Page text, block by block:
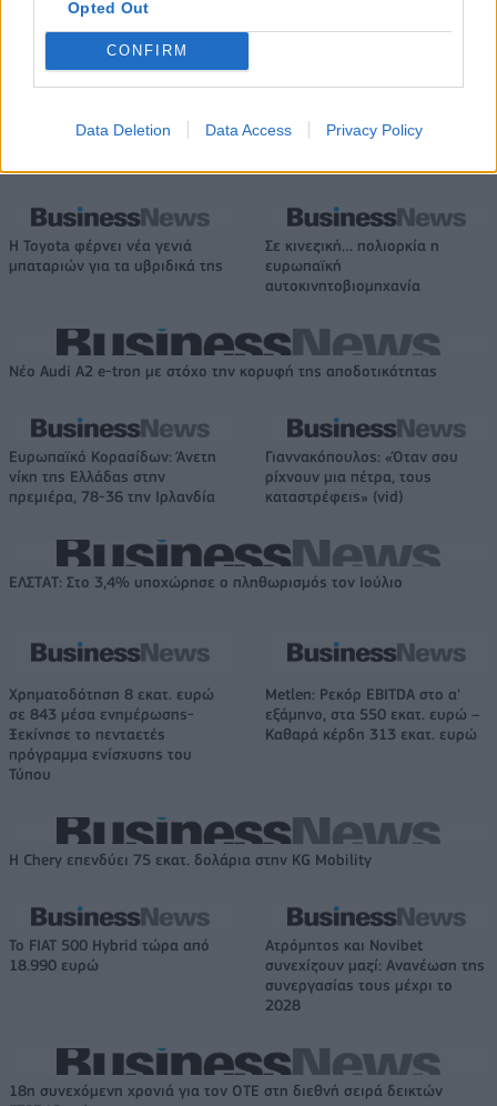
Opted Out
CONFIRM
Data Deletion Data Access Privacy Policy
σύμβουλος της ΔΕΗ για την
είσοδο στην πολωνική αγορά
ΕΔΟΕΑΠ
IAB Hellas: Νέα Διοικούσα Επιτροπή και νέο Διοικητικό Συμβούλιο -
Η Toyota φέρνει νέα γενιά
μπαταριών για τα υβριδικά της
Σε κινεζική… πολιορκία η
ευρωπαϊκή
αυτοκινητοβιομηχανία
Νέο Audi A2 e-tron με στόχο την κορυφή της αποδοτικότητας
Ευρωπαϊκό Κορασίδων: Άνετη
νίκη της Ελλάδας στην
πρεμιέρα, 78-36 την Ιρλανδία
Γιαννακόπουλος: «Όταν σου
ρίχνουν μια πέτρα, τους
καταστρέφεις» (vid)
ΕΛΣΤΑΤ: Στο 3,4% υποχώρησε ο πληθωρισμός τον Ιούλιο
Χρηματοδότηση 8 εκατ. ευρώ
σε 843 μέσα ενημέρωσης-
Ξεκίνησε το πενταετές
πρόγραμμα ενίσχυσης του
Τύπου
Metlen: Ρεκόρ EBITDA στο α'
εξάμηνο, στα 550 εκατ. ευρώ –
Καθαρά κέρδη 313 εκατ. ευρώ
Η Chery επενδύει 75 εκατ. δολάρια στην KG Mobility
Το FIAT 500 Hybrid τώρα από
18.990 ευρώ
Ατρόμητος και Novibet
συνεχίζουν μαζί: Ανανέωση της
συνεργασίας τους μέχρι το
2028
18η συνεχόμενη χρονιά για τον ΟΤΕ στη διεθνή σειρά δεικτών